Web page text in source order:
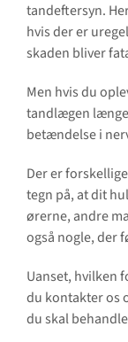
tandeftersyn.
hvis der er
skaden bliver
Men hvis du
tandlægen
betændelse i
Der er
tegn på, at dit
ørerne, andre
også nogle, der
Uanset, hvilken
du kontakter os
du skal